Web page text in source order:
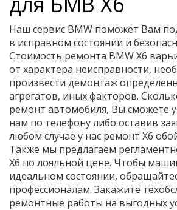
Наш сервис BMW поможет Вам
в исправном состоянии и
Стоимость ремонта BMW X6
от характера неисправности,
произвести демонтаж
агрегатов, иных факторов.
ремонт автомобиля, Вы сможете
нам по телефону либо оставив
любом случае у нас ремонт X6
Также мы предлагаем
Х6 по лояльной цене. Чтобы
идеальном состоянии,
профессионалам. Закажите
ремонтные работы на выгодных